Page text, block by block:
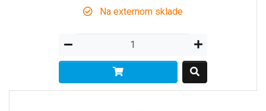
Na externom sklade